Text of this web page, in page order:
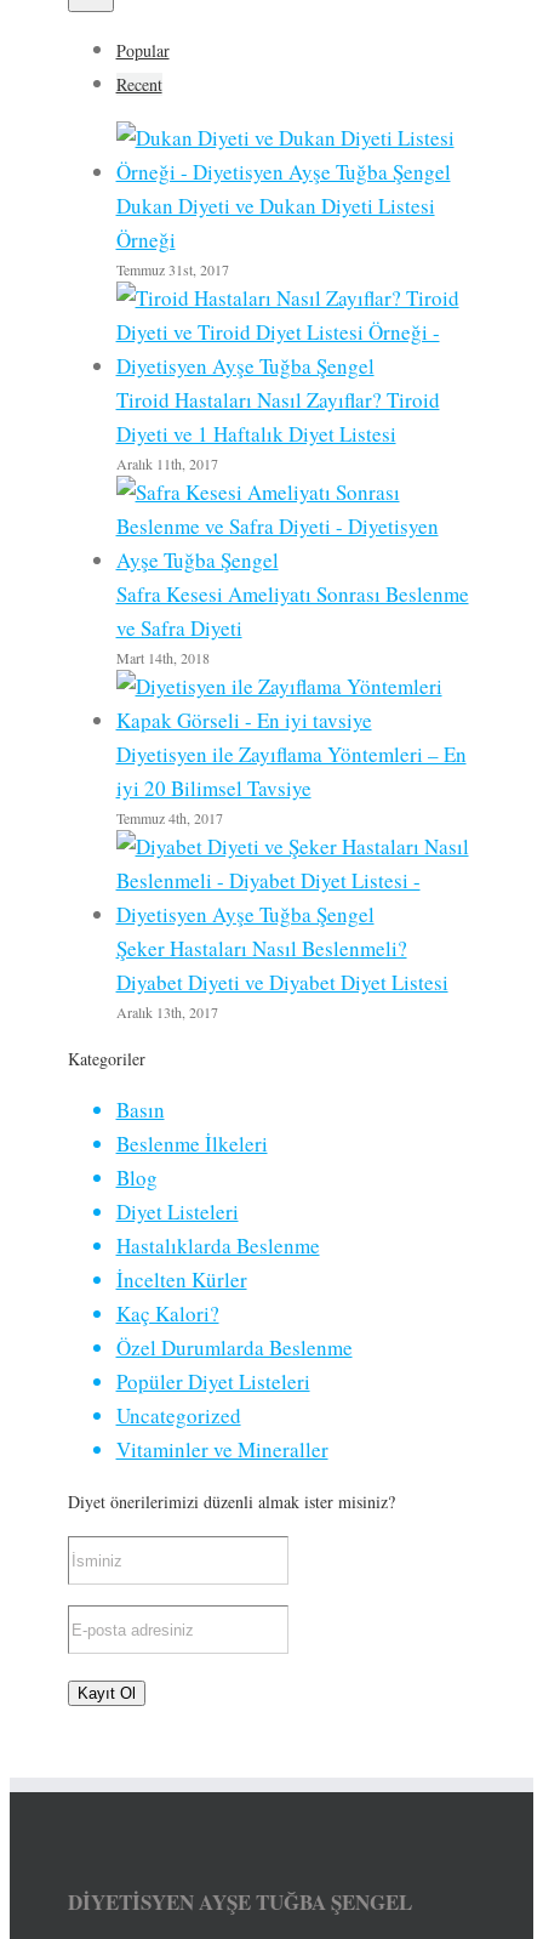
Popular
Recent
Dukan Diyeti ve Dukan Diyeti Listesi
Örneği
Temmuz 31st, 2017
Tiroid Hastaları Nasıl Zayıflar? Tiroid
Diyeti ve 1 Haftalık Diyet Listesi
Aralık 11th, 2017
Safra Kesesi Ameliyatı Sonrası Beslenme
ve Safra Diyeti
Mart 14th, 2018
Diyetisyen ile Zayıflama Yöntemleri – En
iyi 20 Bilimsel Tavsiye
Temmuz 4th, 2017
Şeker Hastaları Nasıl Beslenmeli?
Diyabet Diyeti ve Diyabet Diyet Listesi
Aralık 13th, 2017
Kategoriler
Basın
Beslenme İlkeleri
Blog
Diyet Listeleri
Hastalıklarda Beslenme
İncelten Kürler
Kaç Kalori?
Özel Durumlarda Beslenme
Popüler Diyet Listeleri
Uncategorized
Vitaminler ve Mineraller
Diyet önerilerimizi düzenli almak ister misiniz?
DİYETİSYEN AYŞE TUĞBA ŞENGEL